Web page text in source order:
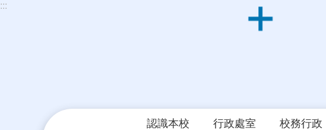
跳到主要內容區塊
:::
認識本校 行政處室 校務行政